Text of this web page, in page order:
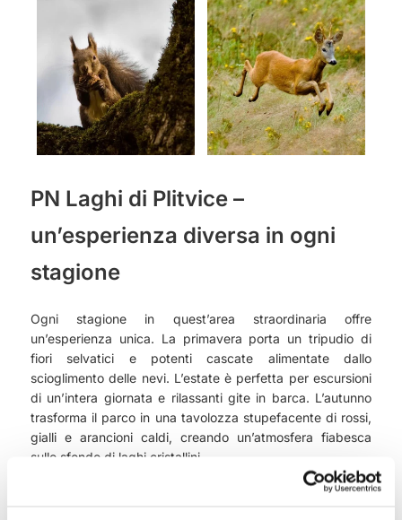
PN Laghi di Plitvice –
un’esperienza diversa in ogni
stagione
Ogni stagione in quest’area straordinaria offre
un’esperienza unica. La primavera porta un tripudio di
fiori selvatici e potenti cascate alimentate dallo
scioglimento delle nevi. L’estate è perfetta per escursioni
di un’intera giornata e rilassanti gite in barca. L’autunno
trasforma il parco in una tavolozza stupefacente di rossi,
gialli e arancioni caldi, creando un’atmosfera fiabesca
sullo sfondo di laghi cristallini.
In inverno, i sentieri innevati e le cascate ghiacciate